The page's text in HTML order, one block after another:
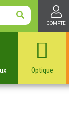
COMPTE
Optique